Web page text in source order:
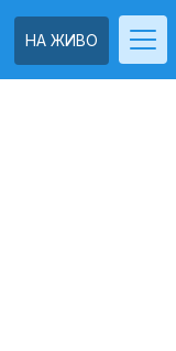
НА ЖИВО